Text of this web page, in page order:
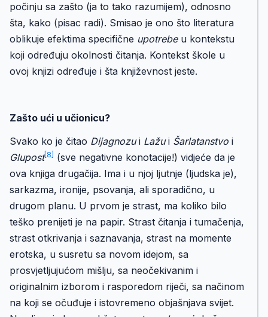
počinju sa zašto (ja to tako razumijem), odnosno
šta, kako (pisac radi). Smisao je ono što literatura
oblikuje efektima specifične upotrebe u kontekstu
koji određuju okolnosti čitanja. Kontekst škole u
ovoj knjizi određuje i šta književnost jeste.
Zašto ući u učionicu?
Svako ko je čitao Dijagnozui Lažui Šarlatanstvo i
Glupost[8]
(sve negativne konotacije!) vidjeće da je
ova knjiga drugačija. Ima i u njoj ljutnje (ljudska je),
sarkazma, ironije, psovanja, ali sporadično, u
drugom planu. U prvom je strast, ma koliko bilo
teško prenijeti je na papir. Strast čitanja i tumačenja,
strast otkrivanja i saznavanja, strast na momente
erotska, u susretu sa novom idejom, sa
prosvjetljujućom mišlju, sa neočekivanim i
originalnim izborom i rasporedom riječi, sa načinom
na koji se očuđuje i istovremeno objašnjava svijet.